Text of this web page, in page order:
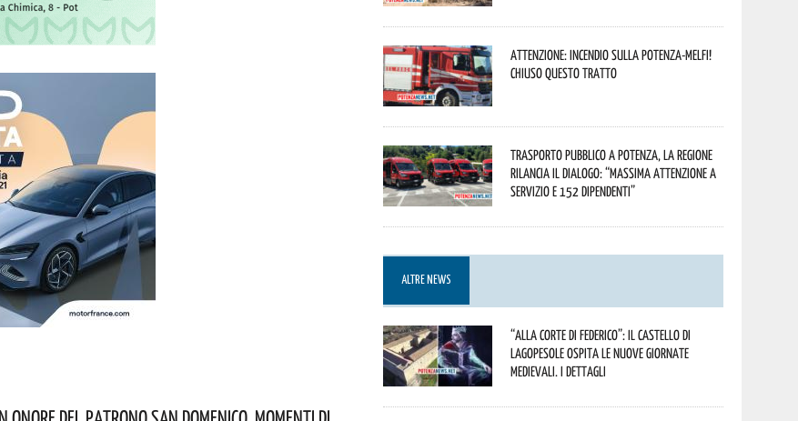
Attenzione: incendio sulla Potenza-Melfi!
Chiuso questo tratto
Trasporto pubblico a Potenza, la Regione
rilancia il dialogo: “Massima attenzione a
servizio e 152 dipendenti”
ALTRE NEWS
“Alla corte di Federico”: il Castello di
Lagopesole ospita le nuove Giornate
Medievali. I dettagli